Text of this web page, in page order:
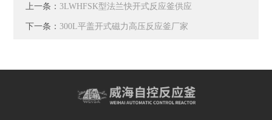
上一条：3LWHFSK型法兰快开式反应釜供应
下一条：300L平盖开式磁力高压反应釜厂家